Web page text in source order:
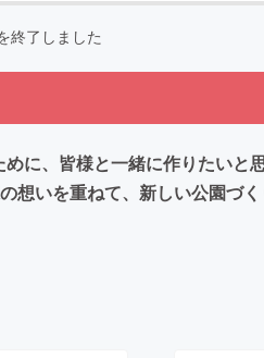
終了しました
に、皆様と一緒に作りたいと
想いを重ねて、新しい公園づ